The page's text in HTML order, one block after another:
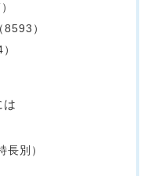
）
は
長別）